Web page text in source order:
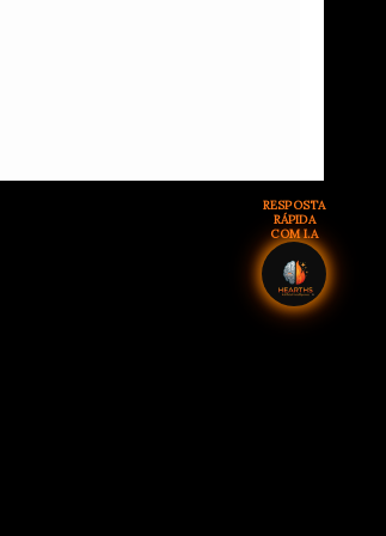
RESPOSTA
RÁPIDA
COM I.A